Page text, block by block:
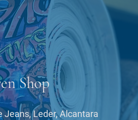
Shop
Leder, Alcantara